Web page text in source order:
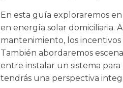
En esta guía exploraremos
en energía solar domiciliaria.
mantenimiento, los
También abordaremos
entre instalar un sistema
tendrás una perspectiva